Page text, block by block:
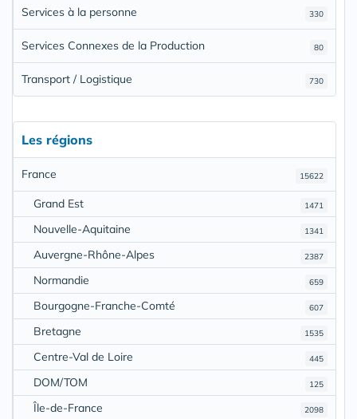
330
Services à la personne
80
Services Connexes de la Production
730
Transport / Logistique
Les régions
15622
France
1471
Grand Est
1341
Nouvelle-Aquitaine
2387
Auvergne-Rhône-Alpes
659
Normandie
607
Bourgogne-Franche-Comté
1535
Bretagne
445
Centre-Val de Loire
125
DOM/TOM
2098
Île-de-France